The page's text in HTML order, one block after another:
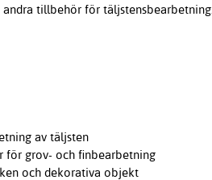
tillbehör för täljstensbearbetning.
av täljsten
för grov- och finbearbetning
och dekorativa objekt